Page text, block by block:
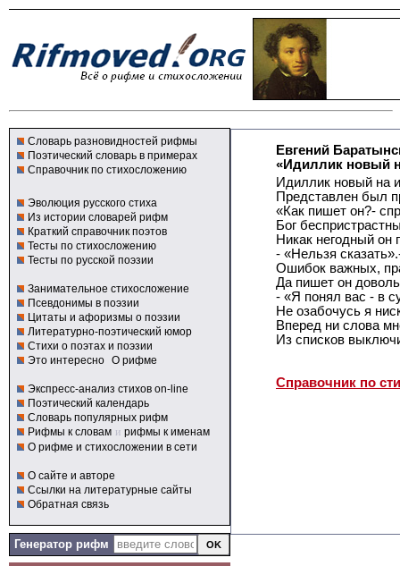
Словарь разновидностей рифмы
Поэтический словарь в примерах
Справочник по стихосложению
Эволюция русского стиха
Из истории словарей рифм
Краткий справочник поэтов
Тесты по стихосложению
Тесты по русской поэзии
Занимательное стихосложение
Псевдонимы в поэзии
Цитаты и афоризмы о поэзии
Литературно-поэтический юмор
Стихи о поэтах и поэзии
Это интересно О рифме
Экспресс-анализ стихов on-line
Поэтический календарь
Словарь популярных рифм
Рифмы к словам и рифмы к именам
О рифме и стихосложении в сети
О сайте и авторе
Ссылки на литературные сайты
Обратная связь
Генератор рифм
Евгений
«Идиллик новый
Идиллик новый на
Представлен был
«Как пишет он?-
Бог
Никак негодный он
- «Нельзя
Ошибок важных,
Да пишет он
- «Я понял вас - в
Не озабочусь я
Вперед ни слова
Из списков
Справочник по